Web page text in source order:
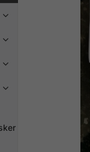



